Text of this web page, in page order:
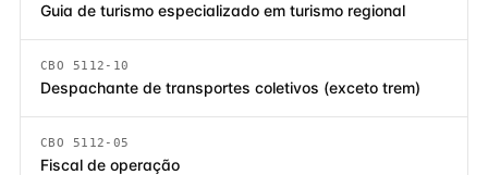
Guia de turismo especializado em turismo regional
CBO 5112-10
Despachante de transportes coletivos (exceto trem)
CBO 5112-05
Fiscal de operação